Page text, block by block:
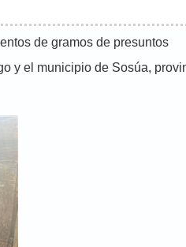
de gramos de presuntos
y el municipio de Sosúa,